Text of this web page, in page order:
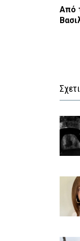
Από